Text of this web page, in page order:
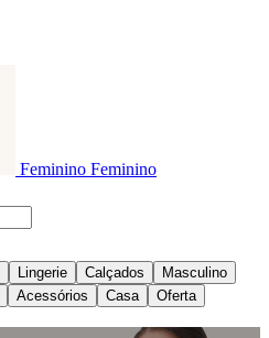
Feminino Feminino
Lingerie Calçados
Masculino
Acessórios Casa Oferta